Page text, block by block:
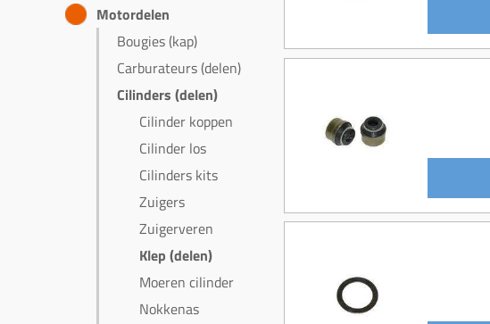
Motordelen
Bougies (kap)
Carburateurs (delen)
Cilinders (delen)
Cilinder koppen
Cilinder los
Cilinders kits
Zuigers
Zuigerveren
Klep (delen)
Moeren cilinder
Nokkenas